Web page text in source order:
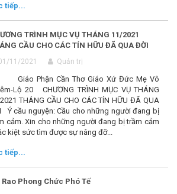
tiếp...
TRÌNH MỤC VỤ THÁNG 11/2021
CẦU CHO CÁC TÍN HỮU ĐÃ QUA ĐỜI
11/2021 Quản trị
Phận Cần Thơ Giáo Xứ Đức Mẹ Vô
Lộ 20 CHƯƠNG TRÌNH MỤC VỤ THÁNG
THÁNG CẦU CHO CÁC TÍN HỮU ĐÃ QUA
Ý cầu nguyện: Cầu cho những người đang bị
cảm. Xin cho những người đang bị trầm cảm
kiệt sức tìm được sự nâng đỡ...
tiếp...
Rao Phong Chức Phó Tế